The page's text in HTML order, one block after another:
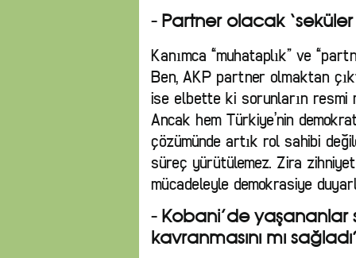
- Partner olacak
Kanımca “muhataplık” ve
Ben, AKP partner olmaktan
ise elbette ki sorunların resmi
Ancak hem Türkiye’nin
çözümünde artık rol sahibi
süreç yürütülemez. Zira
mücadeleyle demokrasiye
- Kobani’de yaşananlar
kavranmasını mı